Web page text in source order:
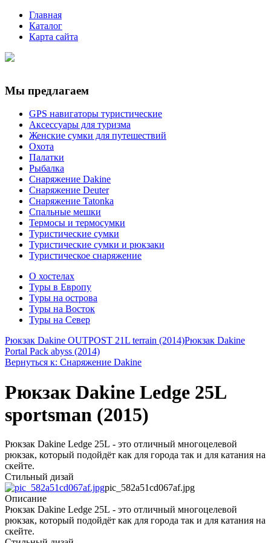
Главная
Каталог
Карта сайта
Мы предлагаем
GPS навигаторы туристические
Аксессуары для туризма
Женские сумки для путешествий
Охота
Палатки
Рыбалка
Снаряжение Dakine
Снаряжение Deuter
Снаряжение Tatonka
Спальные мешки
Термосы и термосумки
Туристические сумки
Туристические сумки и рюкзаки
Туристическое снаряжение
О хостелах
Туры в Европу
Туры на острова
Туры на Восток
Туры на Север
Рюкзак Dakine OUTPOST 21L terrain (2014)Рюкзак Dakine
Portal Pack abyss (2014)
Вернуться к: Снаряжение Dakine
Рюкзак Dakine Ledge 25L
sportsman (2015)
Рюкзак Dakine Ledge 25L - это отличный многоцелевой
рюкзак, который подойдёт как для города так и для катания на
скейте.
Стильный дизай
pic_582a51cd067af.jpg
Описание
Рюкзак Dakine Ledge 25L - это отличный многоцелевой
рюкзак, который подойдёт как для города так и для катания на
скейте.